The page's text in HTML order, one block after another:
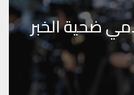
ضحية الخبر